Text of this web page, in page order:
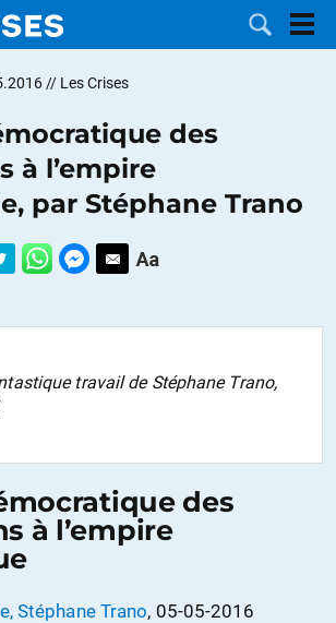
// Les Crises
des
à l’empire
par Stéphane Trano
travail de Stéphane Trano,
des
à l’empire
Stéphane Trano, 05-05-2016